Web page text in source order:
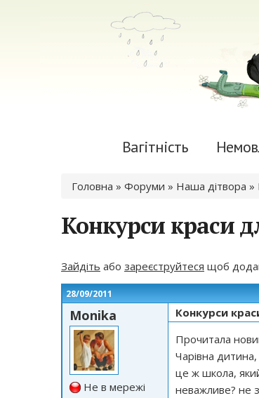
Вагітність
Ви є тут
Головна » Форуми » Наша дітвора »
Конкурси краси
Зайдіть або зареєструйтеся щоб
28/09/2011
Monika
Не в мережі
Конкурси
Прочитала
Чарівна
це ж школа,
неважливе? не